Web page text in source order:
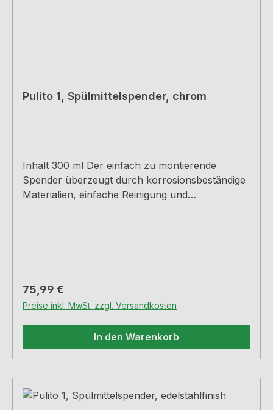
Pulito 1, Spülmittelspender, chrom
Inhalt 300 ml Der einfach zu montierende
Spender überzeugt durch korrosionsbeständige
Materialien, einfache Reinigung und
Regulärer Preis:
75,99 €
Preise inkl. MwSt. zzgl. Versandkosten
In den Warenkorb